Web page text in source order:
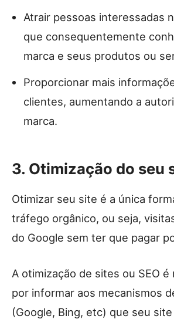
Atrair pessoas interessadas
que consequentemente
marca e seus produtos ou
Proporcionar mais
clientes, aumentando a
marca.
3. Otimização do seu
Otimizar seu site é a única
tráfego orgânico, ou seja,
do Google sem ter que pagar
A otimização de sites ou SEO é
por informar aos mecanismos
(Google, Bing, etc) que seu site